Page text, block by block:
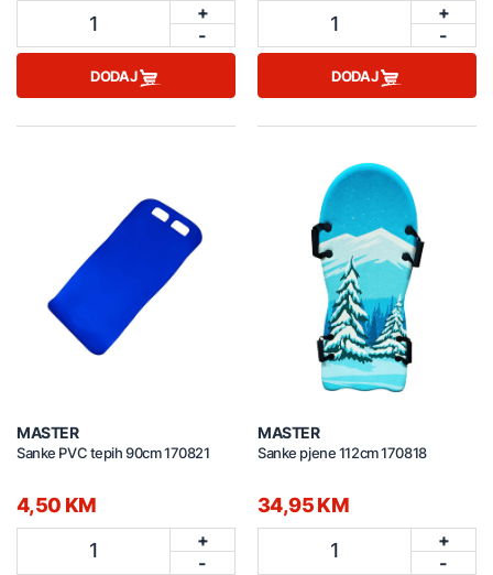
1
+
-
DODAJ
1
+
-
DODAJ
MASTER
Sanke PVC tepih 90cm 170821
4,50 KM
1
+
-
MASTER
Sanke pjene 112cm 170818
34,95 KM
1
+
-